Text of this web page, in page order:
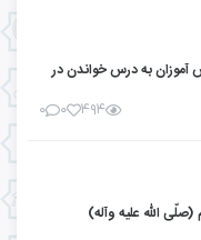
آموزان به درس خواندن در
۴۹۴ ۰ ۰
الله علیه وآله)